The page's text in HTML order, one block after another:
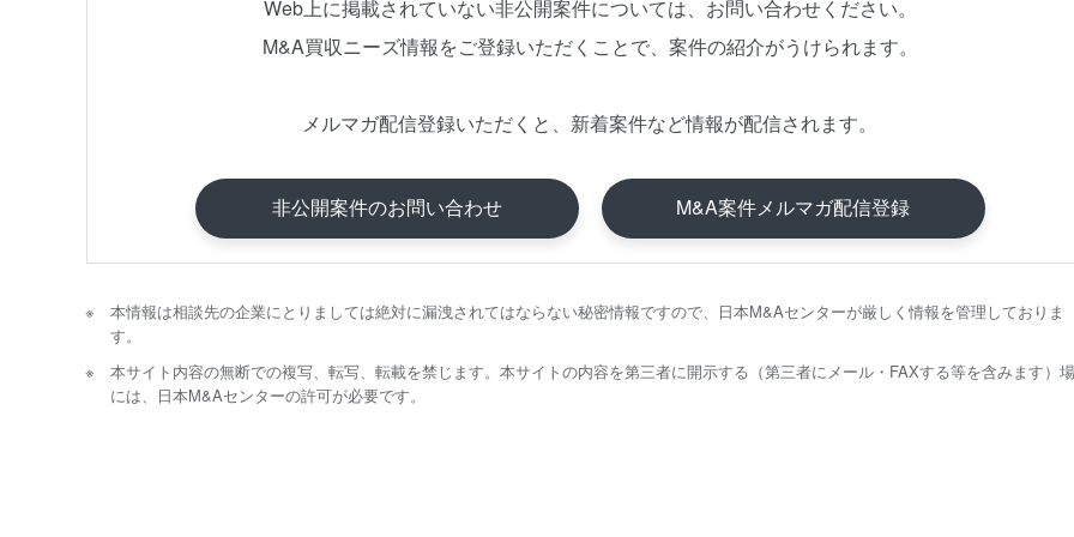
Web上に掲載されていない非公開案件については、お問い合わせください。
M&A買収ニーズ情報をご登録いただくことで、案件の紹介がうけられます。
メルマガ配信登録いただくと、新着案件など情報が配信されます。
非公開案件のお問い合わせ M&A案件メルマガ配信登録
本情報は相談先の企業にとりましては絶対に漏洩されてはならない秘密情報ですので、日本M&Aセンターが厳しく情報を管理しておりま
す。
本サイト内容の無断での複写、転写、転載を禁じます。本サイトの内容を第三者に開示する（第三者にメール・FAXする等を含みます）
には、日本M&Aセンターの許可が必要です。